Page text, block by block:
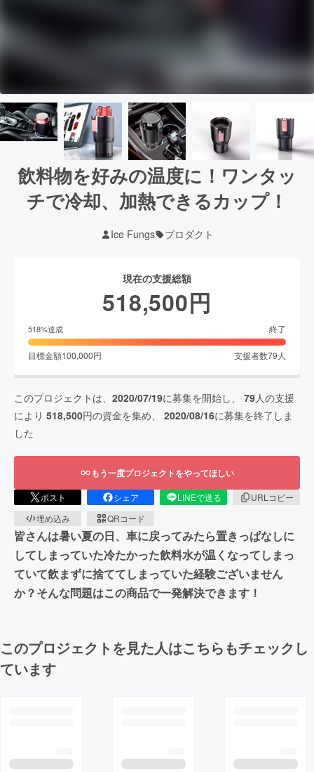
飲料物を好みの温度に！ワンタッ
チで冷却、加熱できるカップ！
Ice Fungs プロダクト
現在の支援総額
518,500円
518%達成 終了
目標金額100,000円 支援者数79 人
このプロジェクトは、 2020/07/19に募集を開始し、 79人の支援
により 518,500円の資金を集め、 2020/08/16に募集を終了しま
した
もう一度プロジェクトをやってほしい
ポスト シェア LINEで送る
URLコピー
埋め込み
QRコード
皆さんは暑い夏の日、車に戻ってみたら置きっぱなしに
してしまっていた冷たかった飲料水が温くなってしまっ
ていて飲まずに捨ててしまっていた経験ございません
か？そんな問題はこの商品で一発解決できます！
このプロジェクトを見た人はこちらもチェックし
ています